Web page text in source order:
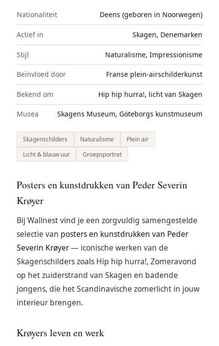
Nationaliteit Deens (geboren in Noorwegen)
Actief in Skagen, Denemarken
Stijl Naturalisme, Impressionisme
Beïnvloed door Franse plein-airschilderkunst
Bekend om Hip hip hurra!, licht van Skagen
Musea Skagens Museum, Göteborgs kunstmuseum
Skagenschilders Naturalisme
Plein air
Licht & blauw uur
Groepsportret
Posters en kunstdrukken van Peder Severin
Krøyer
Bij Wallnest vind je een zorgvuldig samengestelde
selectie van posters en kunstdrukken van Peder
Severin Krøyer— iconische werken van de
Skagenschilders zoals Hip hip hurra!, Zomeravond
op het zuiderstrand van Skagen en badende
jongens, die het Scandinavische zomerlicht in jouw
interieur brengen.
Krøyers leven en werk